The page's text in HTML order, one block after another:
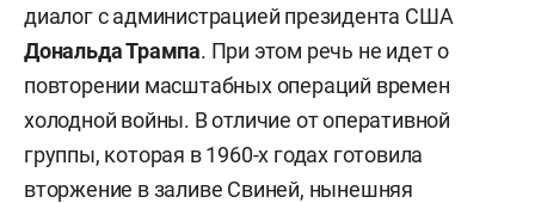
диалог с администрацией президента США
Дональда Трампа. При этом речь не идет о
повторении масштабных операций времен
холодной войны. В отличие от оперативной
группы, которая в 1960-х годах готовила
вторжение в заливе Свиней, нынешняя